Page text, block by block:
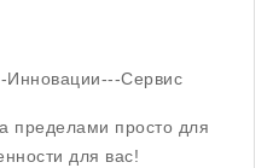
Инновации---Сервис
пределами просто для
для вас!